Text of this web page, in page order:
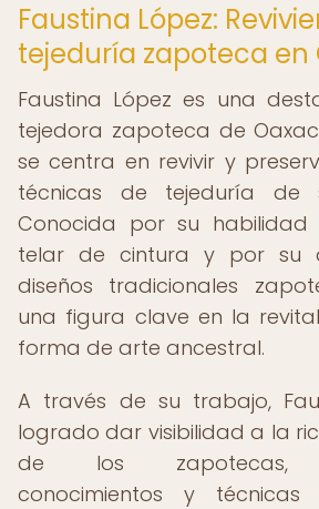
Faustina López:
tejeduría zapoteca en
Faustina López es una
tejedora zapoteca de
se centra en revivir y
técnicas de tejeduría de
Conocida por su
telar de cintura y por su
diseños tradicionales
una figura clave en la
forma de arte ancestral.
A través de su trabajo,
logrado dar visibilidad a la
de los zapotecas,
conocimientos y